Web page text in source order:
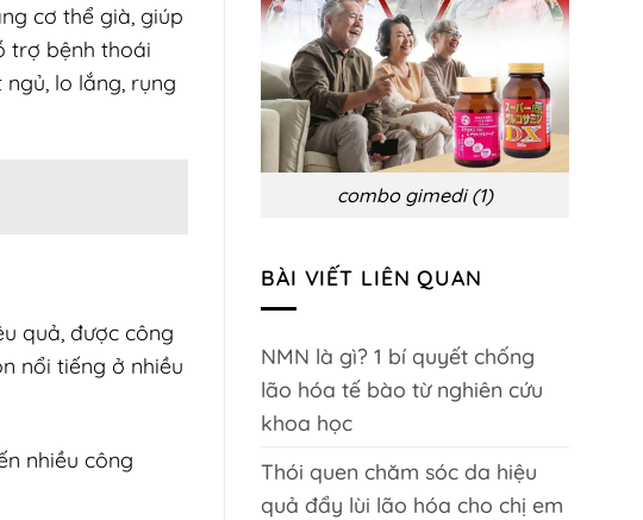
cơ thể già, giúp
trợ bệnh thoái
lo lắng, rụng
quả, được công
nổi tiếng ở nhiều
nhiều công
biến
chứng
và
phòng
ngừa
combo gimedi (1)
BÀI VIẾT LIÊN QUAN
NMN là gì? 1 bí quyết chống
lão hóa tế bào từ nghiên cứu
khoa học
Thói quen chăm sóc da hiệu
quả đẩy lùi lão hóa cho chị em